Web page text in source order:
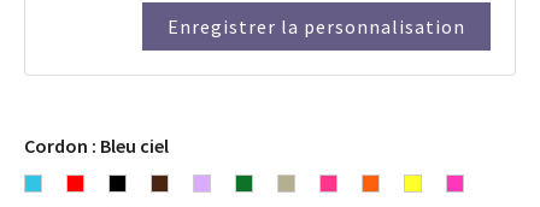
Enregistrer la personnalisation
Cordon : Bleu ciel
Bleu
RougeNoir ChocolatLavande
Vert Gris
Rose
OrangeFluo
Fluo